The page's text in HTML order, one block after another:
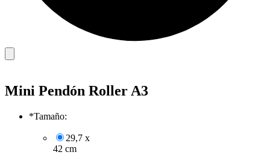
Mini Pendón Roller A3
*Tamaño:
29,7 x
42 cm